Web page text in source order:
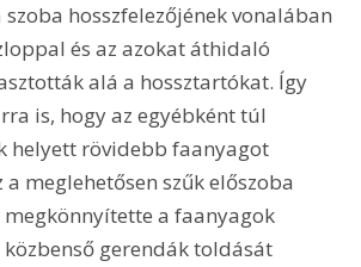
hosszfelezőjének vonalában
és az azokat áthidaló
alá a hossztartókat. Így
is, hogy az egyébként túl
helyett rövidebb faanyagot
a meglehetősen szűk előszoba
a faanyagok
gerendák toldását